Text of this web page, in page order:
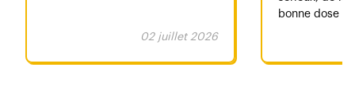
02 juillet 2026
bonne dose
l'endroit 🤗